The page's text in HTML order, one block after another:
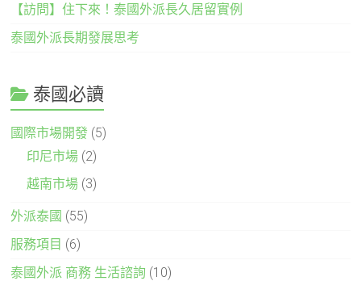
【訪問】住下來！泰國外派長久居留實例
泰國外派長期發展思考
泰國必讀
國際市場開發 (5)
印尼市場 (2)
越南市場 (3)
外派泰國 (55)
服務項目 (6)
泰國外派 商務 生活諮詢 (10)